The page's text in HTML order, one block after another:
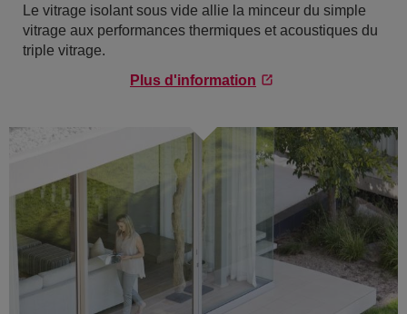
Le vitrage isolant sous vide allie la minceur du simple
vitrage aux performances thermiques et acoustiques du
triple vitrage.
Plus d'information